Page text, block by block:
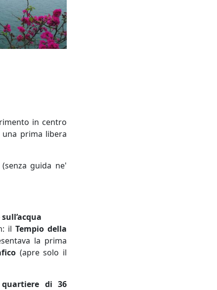
in centro
prima libera
guida ne'
il Tempio della
la prima
(apre solo il
quartiere di 36